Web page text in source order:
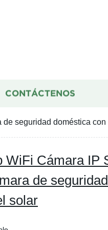
CONTÁCTENOS
seguridad doméstica
WiFi Cámara IP
de
solar